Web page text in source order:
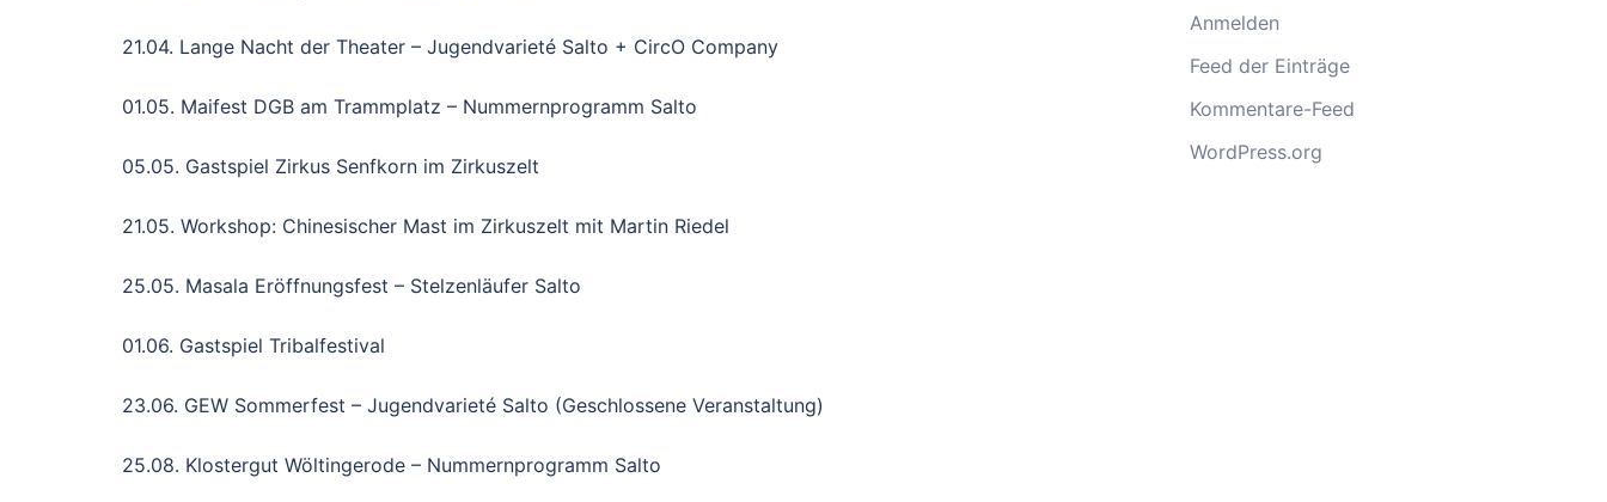
21.04. Lange Nacht der Theater – Jugendvarieté Salto + CircO Company
01.05. Maifest DGB am Trammplatz – Nummernprogramm Salto
05.05. Gastspiel Zirkus Senfkorn im Zirkuszelt
21.05. Workshop: Chinesischer Mast im Zirkuszelt mit Martin Riedel
25.05. Masala Eröffnungsfest – Stelzenläufer Salto
01.06. Gastspiel Tribalfestival
23.06. GEW Sommerfest – Jugendvarieté Salto (Geschlossene Veranstaltung)
25.08. Klostergut Wöltingerode – Nummernprogramm Salto
Anmelden
Feed der Einträge
Kommentare-Feed
WordPress.org